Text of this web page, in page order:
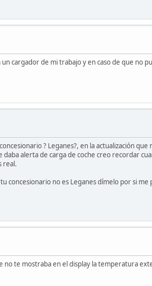
cargador de mi trabajo y en caso de que no
? Leganes?, en la actualización
alerta de carga de coche creo recordar
real.
concesionario no es Leganes dímelo por si
no te mostraba en el display la temperatura